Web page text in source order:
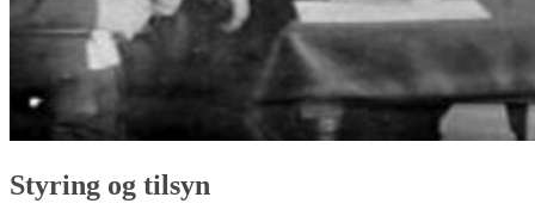
Styring og tilsyn